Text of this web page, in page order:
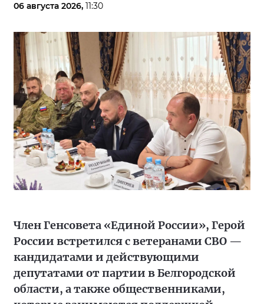
06 августа 2026, 11:30
Член Генсовета «Единой России», Герой
России встретился с ветеранами СВО —
кандидатами и действующими
депутатами от партии в Белгородской
области, а также общественниками,